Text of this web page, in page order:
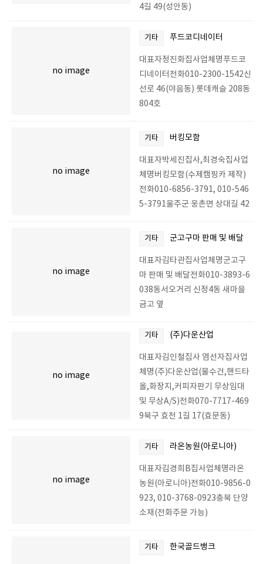
4길 49(성안동)
no image
기타 푸드코디네이터
대표자정진화집사업체명푸드코
디네이터전화010-2300-1542신
선로 46(야음동) 롯데캐슬 208동
804호
no image
기타 버킹모함
대표자박세진집사,최경숙집사업
체명버킹모함(수제캠핑카 제작)
전화010-6856-3791, 010-546
5-3791울주군 웅촌면 상대길 42
no image
기타 군고구마 판매 및 배달
대표자김타관집사업체명군고구
마 판매 및 배달전화010-3893-6
038동서오거리 신정4동 새마을
금고 옆
no image
기타 (주)다운산업
대표자김인철집사 염선자집사업
체명(주)다운산업(물수건,핸드타
올,화장지,커피자판기 무상임대
및 무상A/S)전화070-7717-469
9북구 효천 1길 17(효문동)
no image
기타 라온농원(아로니아)
대표자김경희B집사업체명라온
농원(아로니아)전화010-9856-0
923, 010-3768-0923충북 단양
소재(전화주문 가능)
기타 한국골드뱅크